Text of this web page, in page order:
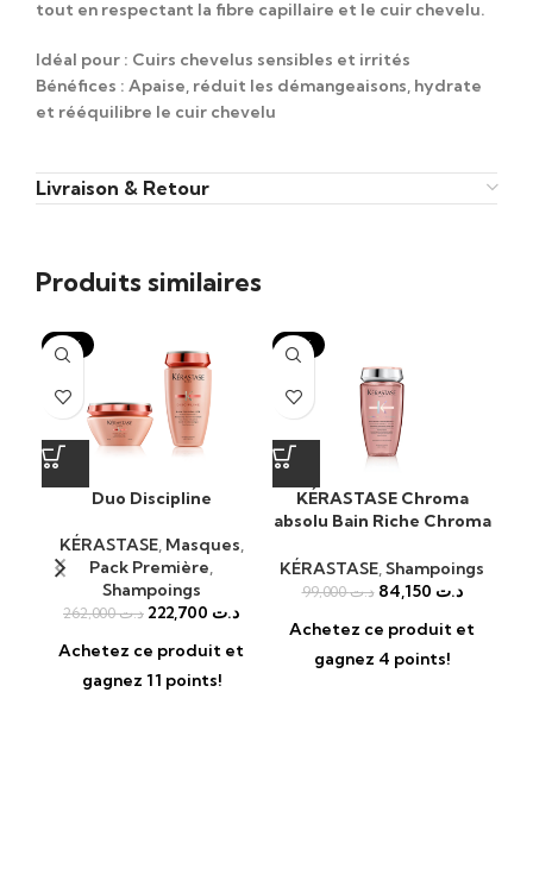
tout en respectant la fibre capillaire et le cuir chevelu.
Idéal pour : Cuirs chevelus sensibles et irrités
Bénéfices : Apaise, réduit les démangeaisons, hydrate
et rééquilibre le cuir chevelu
Livraison & Retour
Produits similaires
-15%
Duo Discipline
KÉRASTASE, Masques,
Pack Première,
Shampoings
د.ت262,000 د.ت
Achetez ce produit et
gagnez 11 points!
-15%
KÉRASTASE Chroma
absolu Bain Riche Chroma
KÉRASTASE,Shampoings
د.ت99,000 د.ت
Achetez ce produit et
gagnez 4 points!